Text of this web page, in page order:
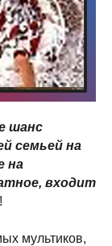
шанс
семьей на
на
входит
!
мультиков,